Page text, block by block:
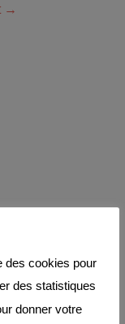
→
des cookies pour
des statistiques
donner votre